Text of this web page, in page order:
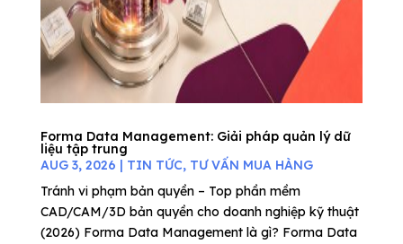
Forma Data Management: Giải pháp quản lý dữ
liệu tập trung
AUG 3, 2026 | TIN TỨC, TƯ VẤN MUA HÀNG
Tránh vi phạm bản quyền – Top phần mềm
CAD/CAM/3D bản quyền cho doanh nghiệp kỹ thuật
(2026) Forma Data Management là gì? Forma Data